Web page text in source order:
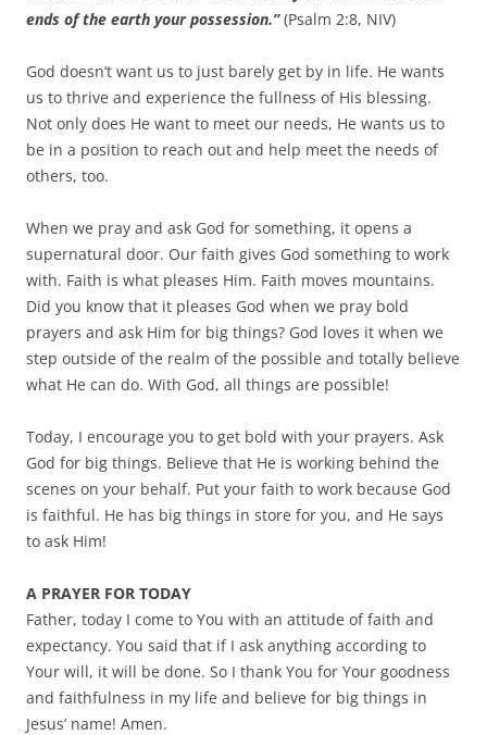
ends of the earth your possession.”(Psalm 2:8, NIV)
God doesn’t want us to just barely get by in life. He wants
us to thrive and experience the fullness of His blessing.
Not only does He want to meet our needs, He wants us to
be in a position to reach out and help meet the needs of
others, too.
When we pray and ask God for something, it opens a
supernatural door. Our faith gives God something to work
with. Faith is what pleases Him. Faith moves mountains.
Did you know that it pleases God when we pray bold
prayers and ask Him for big things? God loves it when we
step outside of the realm of the possible and totally believe
what He can do. With God, all things are possible!
Today, I encourage you to get bold with your prayers. Ask
God for big things. Believe that He is working behind the
scenes on your behalf. Put your faith to work because God
is faithful. He has big things in store for you, and He says
to ask Him!
A PRAYER FOR TODAY
Father, today I come to You with an attitude of faith and
expectancy. You said that if I ask anything according to
Your will, it will be done. So I thank You for Your goodness
and faithfulness in my life and believe for big things in
Jesus’ name! Amen.